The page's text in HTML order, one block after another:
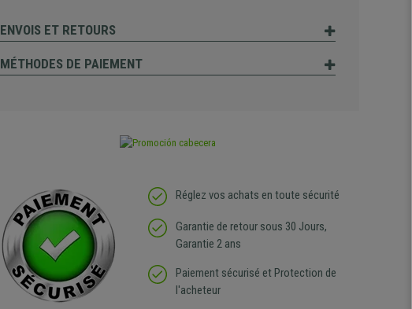
ENVOIS ET RETOURS
MÉTHODES DE PAIEMENT
Réglez vos achats en toute sécurité
Garantie de retour sous 30 Jours,
Garantie 2 ans
Paiement sécurisé et Protection de
l'acheteur